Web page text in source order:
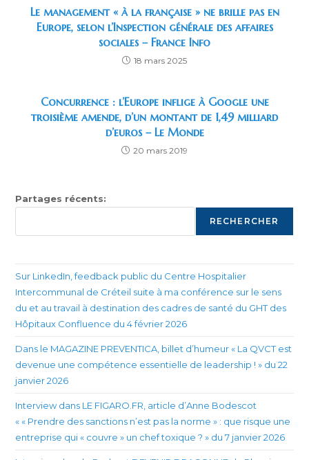
Le management « à la française » ne brille pas en
Europe, selon l’Inspection générale des affaires
sociales – France Info
18 mars 2025
Concurrence : l’Europe inflige à Google une
troisième amende, d’un montant de 1,49 milliard
d’euros – Le Monde
20 mars 2019
Partages récents:
RECHERCHER
Sur LinkedIn, feedback public du Centre Hospitalier
Intercommunal de Créteil suite à ma conférence sur le sens
du et au travail à destination des cadres de santé du GHT des
Hôpitaux Confluence du 4 février 2026
Dans le MAGAZINE PREVENTICA, billet d’humeur « La QVCT est
devenue une compétence essentielle de leadership ! » du 22
janvier 2026
Interview dans LE FIGARO.FR, article d’Anne Bodescot
« « Prendre des sanctions n’est pas la norme » : que risque une
entreprise qui « couvre » un chef toxique ? » du 7 janvier 2026